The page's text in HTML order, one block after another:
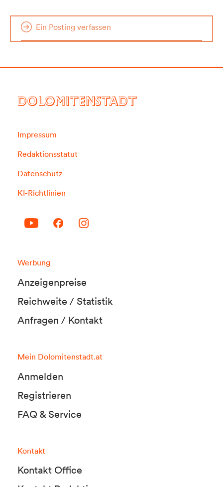
Ein Posting verfassen
DOLOMITENSTADT
Impressum
Redaktionsstatut
Datenschutz
KI-Richtlinien
Werbung
Anzeigenpreise
Reichweite / Statistik
Anfragen / Kontakt
Mein Dolomitenstadt.at
Anmelden
Registrieren
FAQ & Service
Kontakt
Kontakt Office